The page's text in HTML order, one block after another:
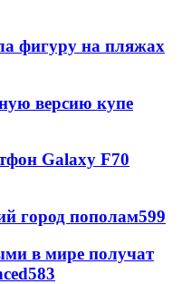
фигуру на пляжах
версию купе
Galaxy F70
город пополам599
в мире получат
583